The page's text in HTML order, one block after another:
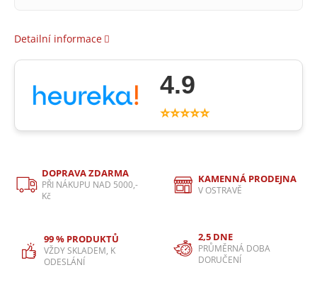
Detailní informace
4.9
⭐⭐⭐⭐⭐
DOPRAVA ZDARMA
PŘI NÁKUPU NAD 5000,-
Kč
KAMENNÁ PRODEJNA
V OSTRAVĚ
99 % PRODUKTŮ
VŽDY SKLADEM, K
ODESLÁNÍ
2,5 DNE
PRŮMĚRNÁ DOBA
DORUČENÍ